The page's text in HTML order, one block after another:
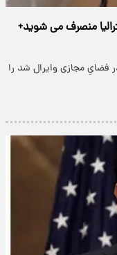
منصرف می شوید+
فضایِ مجازی وایرال شد را